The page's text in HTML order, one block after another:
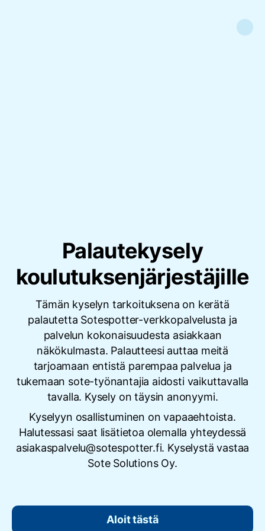
Palautekysely
koulutuksenjärjestäjille
Tämän kyselyn tarkoituksena on kerätä
palautetta Sotespotter-verkkopalvelusta ja
palvelun kokonaisuudesta asiakkaan
näkökulmasta. Palautteesi auttaa meitä
tarjoamaan entistä parempaa palvelua ja
tukemaan sote-työnantajia aidosti vaikuttavalla
tavalla. Kysely on täysin anonyymi.
Kyselyyn osallistuminen on vapaaehtoista.
Halutessasi saat lisätietoa olemalla yhteydessä
asiakaspalvelu@sotespotter.fi. Kyselystä vastaa
Sote Solutions Oy.
Aloit tästä